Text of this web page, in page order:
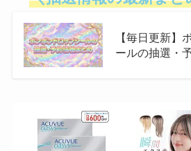
【毎日更新】
ールの抽選・